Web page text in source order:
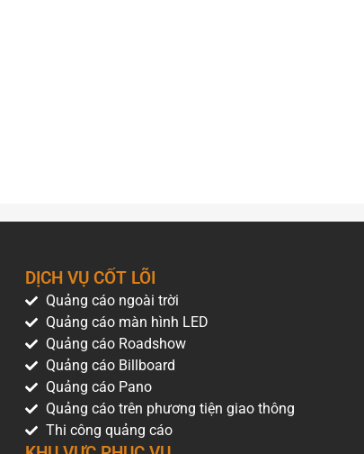
DỊCH VỤ CỐT LÕI
Quảng cáo ngoài trời
Quảng cáo màn hình LED
Quảng cáo Roadshow
Quảng cáo Billboard
Quảng cáo Pano
Quảng cáo trên phương tiện giao thông
Thi công quảng cáo